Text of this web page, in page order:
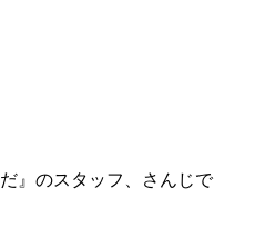
』のスタッフ、さんじで